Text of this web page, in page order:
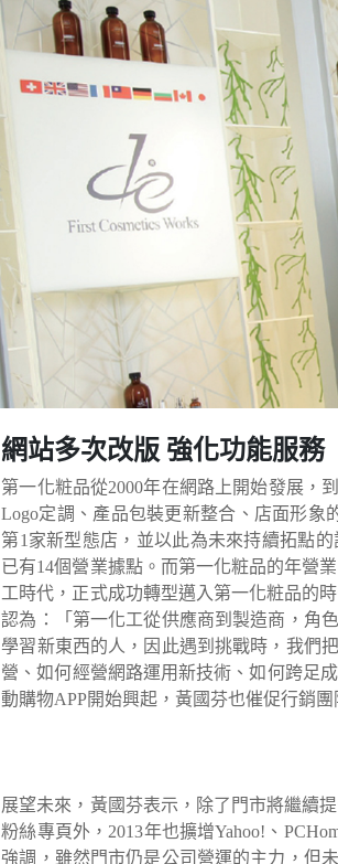
網站多次改版 強化功能服務
第一化粧品從2000年在網路上開始發展，
Logo定調、產品包裝更新整合、店面形象
第1家新型態店，並以此為未來持續拓點
已有14個營業據點。而第一化粧品的年營
工時代，正式成功轉型邁入第一化粧品的
認為：「第一化工從供應商到製造商，角
學習新東西的人，因此遇到挑戰時，我們
營、如何經營網路運用新技術、如何跨足
動購物APP開始興起，黃國芬也催促行銷
展望未來，黃國芬表示，除了門市將繼續
粉絲專頁外，2013年也擴增Yahoo!、
強調，雖然門市仍是公司營運的主力，但